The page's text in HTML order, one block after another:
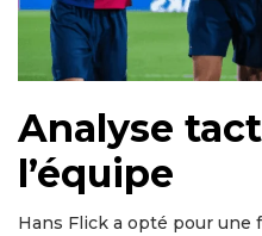
Analyse
l’équipe
Hans Flick a opté pour une